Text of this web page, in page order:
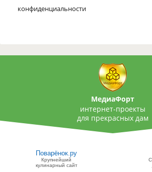
конфиденциальности
МедиаФорт
интернет-проекты
для прекрасных дам
Поварёнок.ру
Крупнейший
кулинарный сайт